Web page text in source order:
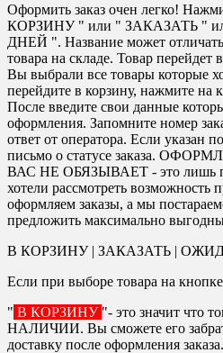
Оформить заказ очен легко!
КОРЗИНУ " или " ЗАКАЗАТЬ "
ДНЕЙ ". Название может
товара на складе. Товар перейдет
Вы выбрали все товары которые
перейдите в корзину, нажмите на
После введите свои данные
оформления. Запомните номер
ответ от оператора. Если указан
письмо о статусе заказа.
ВАС НЕ ОБЯЗЫВАЕТ - это лишь
хотели рассмотреть возможность
оформляем заказы, а мы
предложить максимально
В КОРЗИНУ | ЗАКАЗАТЬ |
Если при выборе товара на
" В КОРЗИНУ "- это значит что
НАЛИЧИИ. Вы сможете его
доставку после оформления заказа.